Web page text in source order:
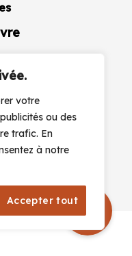
votre
ou des
trafic. En
à notre
Accepter tout
BP 1123
00